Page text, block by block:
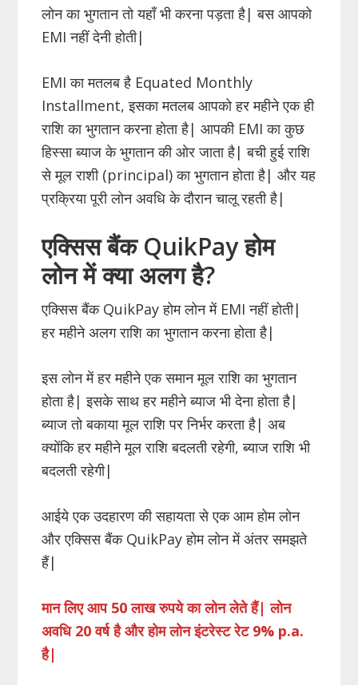
लोन का भुगतान तो यहाँ भी करना पड़ता है| बस आपको
EMI नहीं देनी होती|
EMI का मतलब है Equated Monthly
Installment, इसका मतलब आपको हर महीने एक ही
राशि का भुगतान करना होता है| आपकी EMI का कुछ
हिस्सा ब्याज के भुगतान की ओर जाता है| बची हुई राशि
से मूल राशी (principal) का भुगतान होता है| और यह
प्रक्रिया पूरी लोन अवधि के दौरान चालू रहती है|
एक्सिस बैंक QuikPay होम
लोन में क्या अलग है?
एक्सिस बैंक QuikPay होम लोन में EMI नहीं होती|
हर महीने अलग राशि का भुगतान करना होता है|
इस लोन में हर महीने एक समान मूल राशि का भुगतान
होता है| इसके साथ हर महीने ब्याज भी देना होता है|
ब्याज तो बकाया मूल राशि पर निर्भर करता है| अब
क्योंकि हर महीने मूल राशि बदलती रहेगी, ब्याज राशि भी
बदलती रहेगी|
आईये एक उदहारण की सहायता से एक आम होम लोन
और एक्सिस बैंक QuikPay होम लोन में अंतर समझते
हैं|
मान लिए आप 50 लाख रुपये का लोन लेते हैं| लोन
अवधि 20 वर्ष है और होम लोन इंटरेस्ट रेट 9% p.a.
है|